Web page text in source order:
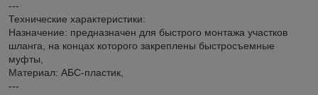
---
Технические характеристики:
Назначение: предназначен для быстрого монтажа участков
шланга, на концах которого закреплены быстросъемные
муфты,
Материал: АБС-пластик,
---